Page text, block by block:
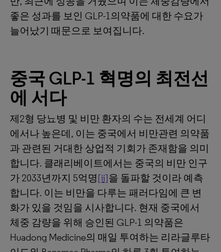
좋은 성과를 보인 GLP-1의약품에 대한 수요가
늘어났기 때문으로 보여집니다.
중국 GLP-1 혁명의 최전선
에 서다
제2형 당뇨병 및 비만 환자의 수는 전세계 어디
에서나 높은데, 이는 중국에서 비만관련 의약품
과 관련된 거대한 상업적 기회가 존재함을 의미
합니다. 클래리베이트에서는 중국의 비만 인구
가 2033년까지 5억명[ii]을 돌파할 것이라 예측
합니다. 이는 비만을 다루는 패러다임에 큰 변
화가 있을 것임을 시사합니다. 현재 중국에서
체중 감량을 위해 승인된 GLP-1 의약품은
Huadong Medicine의 매일 투여하는 리라글루타